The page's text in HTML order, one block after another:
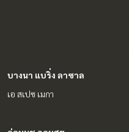
บางนา แบริ่ง ลาซาล
เอ สเปซ เมกา